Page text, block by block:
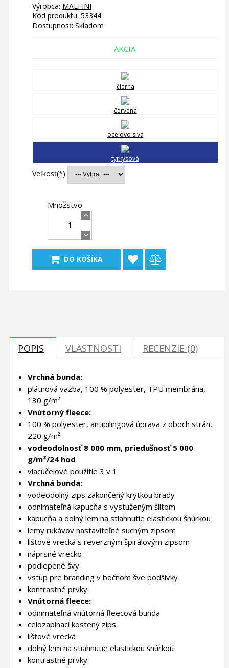
Výrobca: MALFINI
Kód produktu: 53344
Dostupnosť: Skladom
AKCIA
čierna
červená
oceľovo sivá
tyrkysová
Veľkosť
Množstvo
DO KOŠÍKA
POPIS VLASTNOSTI RECENZIE (0)
Vrchná bunda:
plátnová väzba, 100 % polyester, TPU membrána,
130 g/m²
Vnútorný fleece:
100 % polyester, antipilingová úprava z oboch strán,
220 g/m²
vodeodolnosť 8 000 mm, priedušnosť 5 000
g/m²/24 hod
viacúčelové použitie 3 v 1
Vrchná bunda:
vodeodolný zips zakončený krytkou brady
odnimateľná kapucňa s vystuženým šiltom
kapucňa a dolný lem na stiahnutie elastickou šnúrkou
lemy rukávov nastaviteľné suchým zipsom
lištové vrecká s reverzným špirálovým zipsom
náprsné vrecko
podlepené švy
vstup pre branding v bočnom šve podšívky
kontrastné prvky
Vnútorná fleece:
odnimateľná vnútorná fleecová bunda
celozapínací kostený zips
lištové vrecká
dolný lem na stiahnutie elastickou šnúrkou
kontrastné prvky